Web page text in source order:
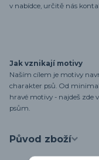
v nabídce, určitě nás
Jak vznikají motivy
Naším cílem je motivy
charakter psů. Od
hravé motivy - najdeš zde
psům.
Původ zboží